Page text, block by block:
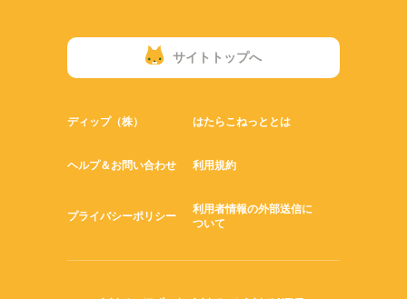
サイトトップへ
ディップ（株） はたらこねっととは
ヘルプ＆お問い合わせ 利用規約
プライバシーポリシー
利用者情報の外部送信に
ついて